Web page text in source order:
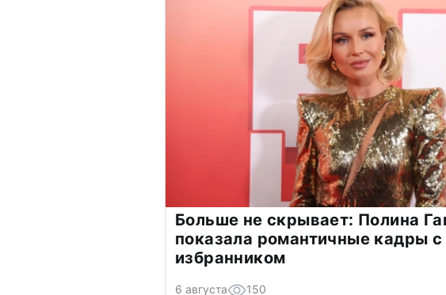
Больше не скрывает: Полина
показала романтичные кадры
избранником
6 августа 150